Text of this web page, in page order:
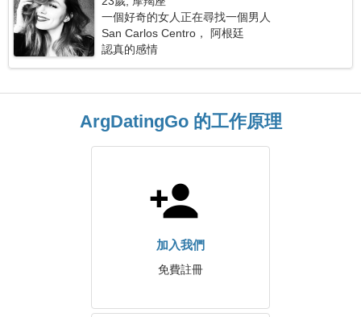
一個好奇的女人正在尋找一個男人
San Carlos Centro， 阿根廷
認真的感情
ArgDatingGo 的工作原理
加入我們
免費註冊